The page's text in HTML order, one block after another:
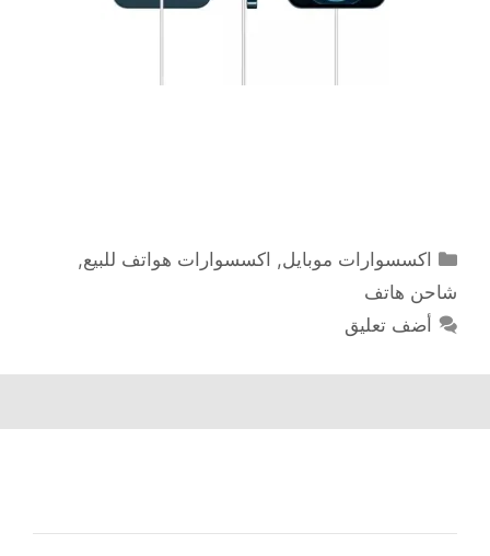
التصنيفات
اكسسوارات موبايل, اكسسوارات هواتف للبيع,
شاحن هاتف
أضف تعليق